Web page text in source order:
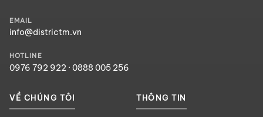
EMAIL
info@districtm.vn
HOTLINE
0976 792 922 · 0888 005 256
VỀ CHÚNG TÔI THÔNG TIN